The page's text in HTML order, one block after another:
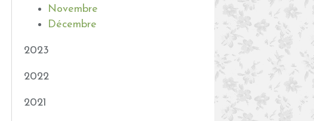
Novembre
Décembre
2023
2022
2021